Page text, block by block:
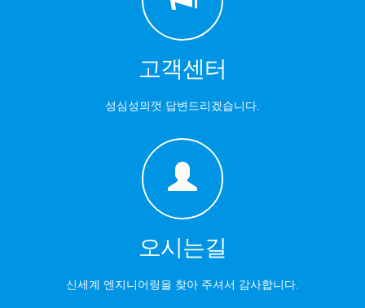
고객센터
성심성의껏 답변드리겠습니다.
오시는길
신세계 엔지니어링을 찾아 주셔서 감사합니다.